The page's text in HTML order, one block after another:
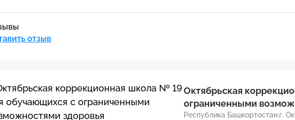
отзыв
Октябрьская
ограниченными
Республика Башкортостан.г.